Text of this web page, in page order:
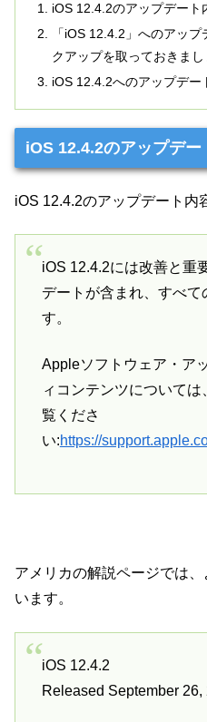
iOS 12.4.2のアップデート
「iOS 12.4.2」へのアッ
クアップを取っておきまし
iOS 12.4.2へのアップデー
iOS 12.4.2のアップデー
iOS 12.4.2のアップデート内
iOS 12.4.2には改善と重
デートが含まれ、すべて
す。
Appleソフトウェア・ア
ィコンテンツについて
覧くださ
い:https://
アメリカの解説ページでは
います。
iOS 12.4.2
Released September 26,